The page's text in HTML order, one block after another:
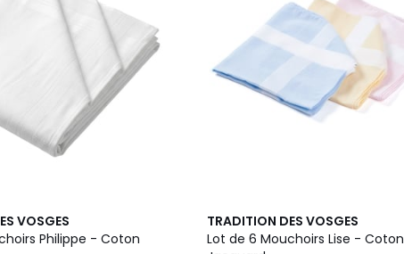
VOSGES
Philippe - Coton
TRADITION DES VOSGES
Lot de 6 Mouchoirs Lise - Coton